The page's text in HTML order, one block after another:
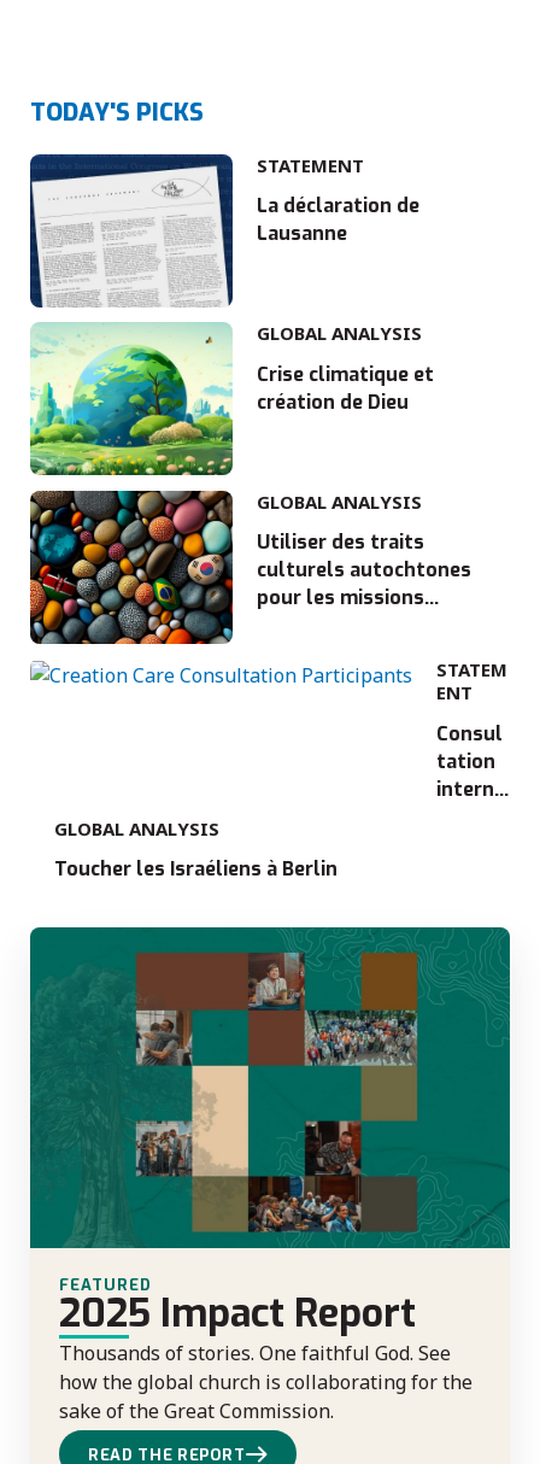
TODAY'S PICKS
STATEMENT
La déclaration de
Lausanne
GLOBAL ANALYSIS
Crise climatique et
création de Dieu
GLOBAL ANALYSIS
Utiliser des traits
culturels autochtones
pour les missions
STATEM
ENT
Consul
tation
interna
de
Lausan
ne : «
Évangil
nt »
Appel à
l’Action
GLOBAL ANALYSIS
Toucher les Israéliens à Berlin
FEATURED
2025 Impact Report
Thousands of stories. One faithful God. See
how the global church is collaborating for the
sake of the Great Commission.
READ THE REPORT